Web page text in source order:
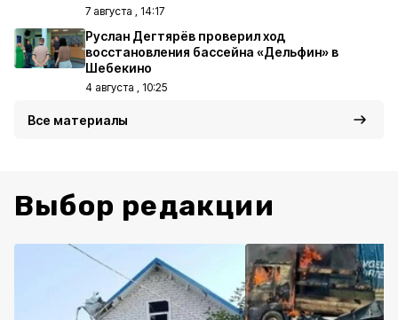
7 августа , 14:17
Руслан Дегтярёв проверил ход
восстановления бассейна «Дельфин» в
Шебекино
4 августа , 10:25
Все материалы
Выбор редакции